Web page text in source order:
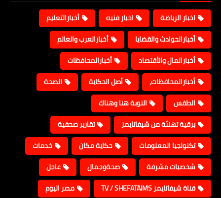
اخبار الرياضة اخبار فنيه
أخبارالتعليم
أخبارالحوادث والقضايا
أخبارالعرب والعالم
أخبارالمال والأقتصاد
أخبارالمحافظات
أخبارالمحافظات،
أصل الحكاية
الصحة
الطقس
النوبة هنا وهناك
برقية تهنئة من شيفاتايمز
تقارير صحفية
تكنولجيا المعلومات
حكاية مكان
خدمات
شخصيات مشرفة
صحةوجمال
عاجل
قناة شيفاتايمز TV / SHEFATAIMS
مصر اليوم